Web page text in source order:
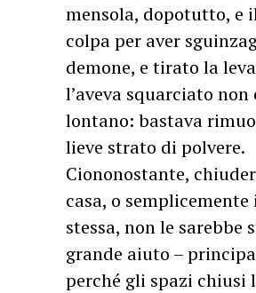
mensola, dopotutto, e
colpa per aver
demone, e tirato la
l’aveva squarciato
lontano: bastava
lieve strato di polvere.
Ciononostante,
casa, o semplicemente
stessa, non le sarebbe
grande aiuto –
perché gli spazi chiusi